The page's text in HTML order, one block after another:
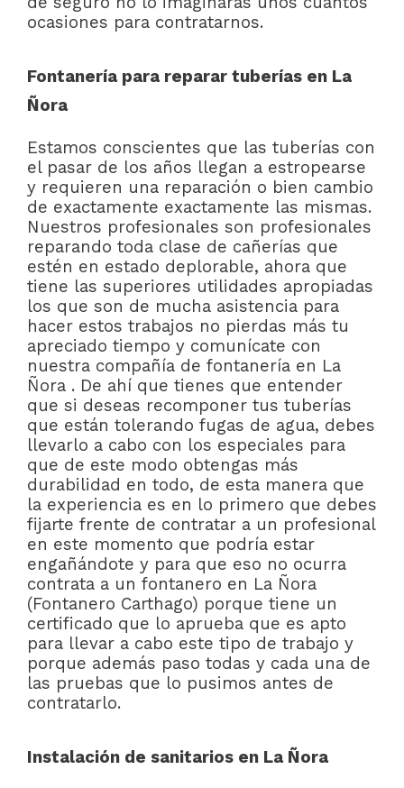
ocasiones para contratarnos.
Fontanería para reparar tuberías en La
Ñora
Estamos conscientes que las tuberías con
el pasar de los años llegan a estropearse
y requieren una reparación o bien cambio
de exactamente exactamente las mismas.
Nuestros profesionales son profesionales
reparando toda clase de cañerías que
estén en estado deplorable, ahora que
tiene las superiores utilidades apropiadas
los que son de mucha asistencia para
hacer estos trabajos no pierdas más tu
apreciado tiempo y comunícate con
nuestra compañía de fontanería en La
Ñora . De ahí que tienes que entender
que si deseas recomponer tus tuberías
que están tolerando fugas de agua, debes
llevarlo a cabo con los especiales para
que de este modo obtengas más
durabilidad en todo, de esta manera que
la experiencia es en lo primero que debes
fijarte frente de contratar a un profesional
en este momento que podría estar
engañándote y para que eso no ocurra
contrata a un fontanero en La Ñora
(Fontanero Carthago) porque tiene un
certificado que lo aprueba que es apto
para llevar a cabo este tipo de trabajo y
porque además paso todas y cada una de
las pruebas que lo pusimos antes de
contratarlo.
Instalación de sanitarios en La Ñora